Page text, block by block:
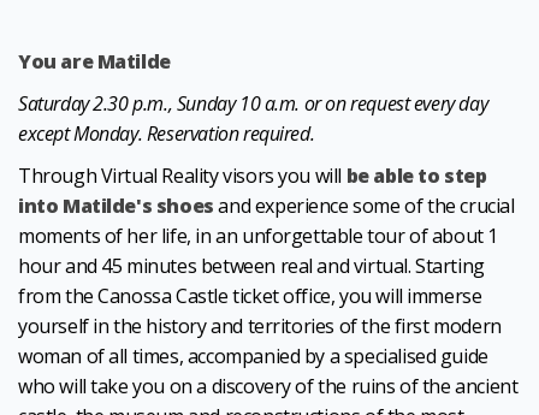
You are Matilde
Saturday 2.30 p.m., Sunday 10 a.m. or on request every day
except Monday. Reservation required.
Through Virtual Reality visors you will be able to step
into Matilde's shoesand experience some of the crucial
moments of her life, in an unforgettable tour of about 1
hour and 45 minutes between real and virtual. Starting
from the Canossa Castle ticket office, you will immerse
yourself in the history and territories of the first modern
woman of all times, accompanied by a specialised guide
who will take you on a discovery of the ruins of the ancient